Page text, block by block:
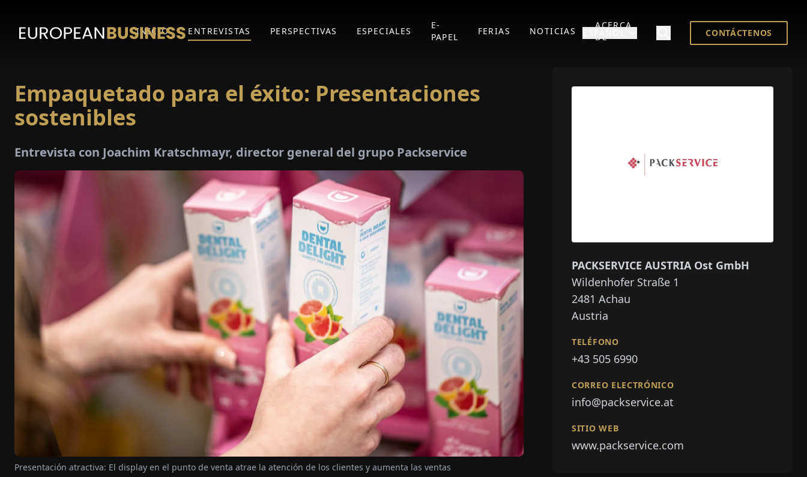
INICIO ENTREVISTAS PERSPECTIVAS ESPECIALES
E-
PAPEL
FERIAS NOTICIAS
ACERCA
DE
CONTÁCTENOS
Empaquetado para el éxito: Presentaciones
sostenibles
Entrevista con Joachim Kratschmayr, director general del grupo Packservice
Presentación atractiva: El display en el punto de venta atrae la atención de los clientes y aumenta las ventas
PACKSERVICE AUSTRIA Ost GmbH
Wildenhofer Straße 1
2481 Achau
Austria
TELÉFONO
+43 505 6990
CORREO ELECTRÓNICO
info@packservice.at
SITIO WEB
www.packservice.com